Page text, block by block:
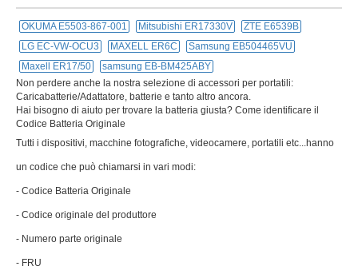
OKUMA E5503-867-001 Mitsubishi ER17330V
ZTE E6539B
LG EC-VW-OCU3
MAXELL ER6C
Samsung EB504465VU
Maxell ER17/50
samsung EB-BM425ABY
Non perdere anche la nostra selezione di accessori per portatili:
Caricabatterie/Adattatore, batterie e tanto altro ancora.
Hai bisogno di aiuto per trovare la batteria giusta? Come identificare il
Codice Batteria Originale
Tutti i dispositivi, macchine fotografiche, videocamere, portatili etc...hanno
un codice che può chiamarsi in vari modi:
- Codice Batteria Originale
- Codice originale del produttore
- Numero parte originale
- FRU